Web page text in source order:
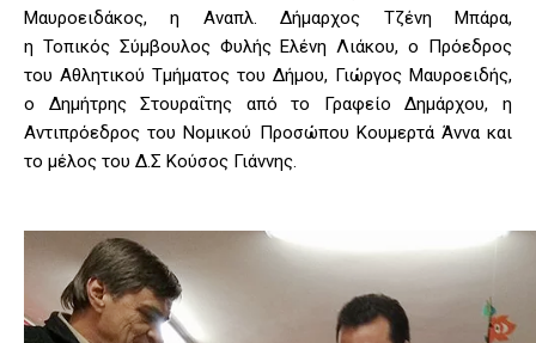
Μαυροειδάκος, η Αναπλ. Δήμαρχος Τζένη Μπάρα,
η Τοπικός Σύμβουλος Φυλής Ελένη Λιάκου, ο Πρόεδρος
του Αθλητικού Τμήματος του Δήμου, Γιώργος Μαυροειδής,
ο Δημήτρης Στουραΐτης από το Γραφείο Δημάρχου, η
Αντιπρόεδρος του Νομικού Προσώπου Κουμερτά Άννα και
το μέλος του Δ.Σ Κούσος Γιάννης.